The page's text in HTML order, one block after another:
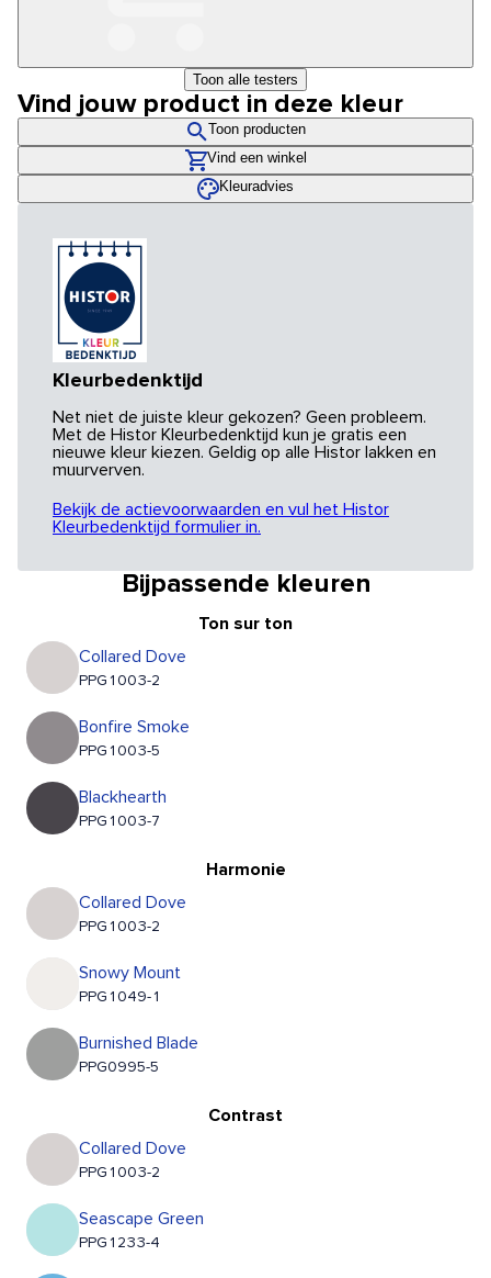
Toon alle testers
Vind jouw product in deze kleur
Toon producten
Vind een winkel
Kleuradvies
Kleurbedenktijd
Net niet de juiste kleur gekozen? Geen probleem.
Met de Histor Kleurbedenktijd kun je gratis een
nieuwe kleur kiezen. Geldig op alle Histor lakken en
muurverven.
Bekijk de actievoorwaarden en vul het Histor
Kleurbedenktijd formulier in.
Bijpassende kleuren
Ton sur ton
Collared Dove
PPG1003-2
Bonfire Smoke
PPG1003-5
Blackhearth
PPG1003-7
Harmonie
Collared Dove
PPG1003-2
Snowy Mount
PPG1049-1
Burnished Blade
PPG0995-5
Contrast
Collared Dove
PPG1003-2
Seascape Green
PPG1233-4